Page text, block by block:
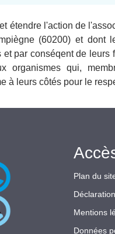
étendre l'action de
(60200) et dont
et par conséqent de
organismes qui,
à leurs côtés pour le
Plan du
Mentions
Données